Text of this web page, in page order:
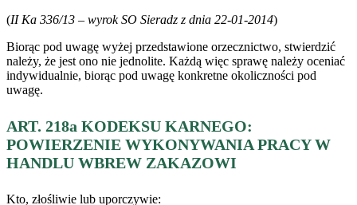
(II Ka 336/13 – wyrok SO Sieradz z dnia 22-01-2014)
Biorąc pod uwagę wyżej przedstawione orzecznictwo, stwierdzić
należy, że jest ono nie jednolite. Każdą więc sprawę należy oceniać
indywidualnie, biorąc pod uwagę konkretne okoliczności pod
uwagę.
ART. 218a KODEKSU KARNEGO:
POWIERZENIE WYKONYWANIA PRACY W
HANDLU WBREW ZAKAZOWI
Kto, złośliwie lub uporczywie: